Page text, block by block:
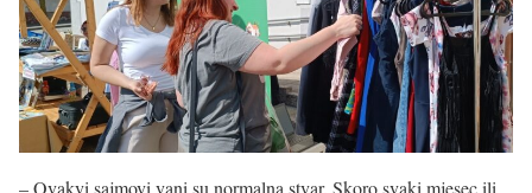
– Ovakvi sajmovi vani su normalna stvar. Skoro svaki mjesec ili